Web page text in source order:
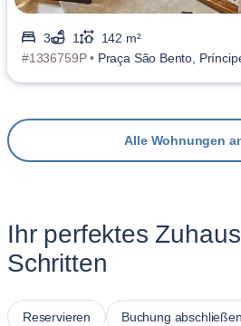
3 1
142 m²
#1336759P • Praça São Bento,
Alle Wohnungen
Ihr perfektes
Schritten
Reservieren Buchung abschließen